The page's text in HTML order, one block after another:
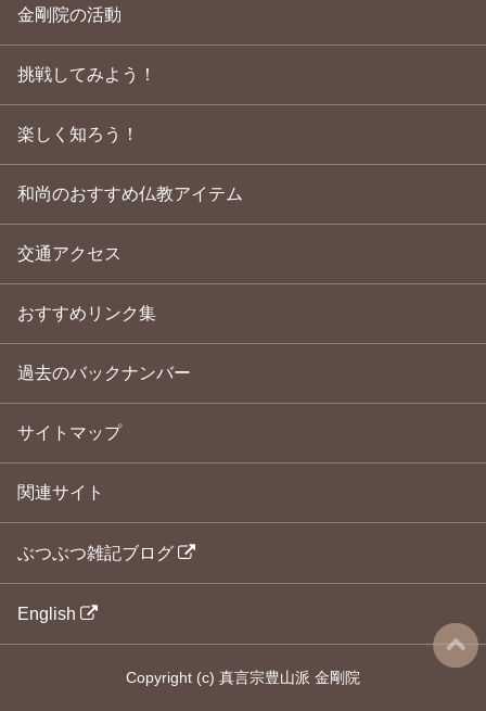
金剛院の活動
挑戦してみよう！
楽しく知ろう！
和尚のおすすめ仏教アイテム
交通アクセス
おすすめリンク集
過去のバックナンバー
サイトマップ
関連サイト
ぶつぶつ雑記ブログ
English
Copyright (c) 真言宗豊山派 金剛院